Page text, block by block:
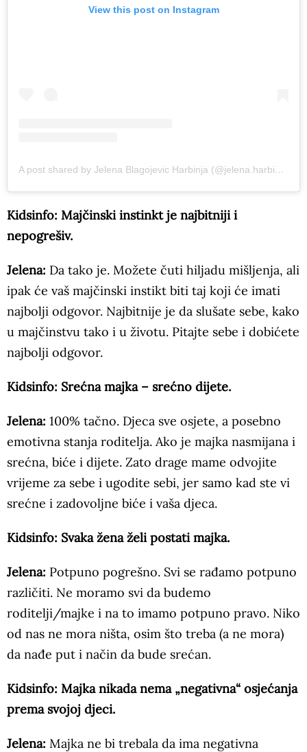
View this post on Instagram
A post shared by Jelena Blagojevic Harbinja (@jelena.harbinja)
Kidsinfo: Majčinski instinkt je najbitniji i
nepogrešiv.
Jelena: Da tako je. Možete čuti hiljadu mišljenja, ali
ipak će vaš majčinski instikt biti taj koji će imati
najbolji odgovor. Najbitnije je da slušate sebe, kako
u majčinstvu tako i u životu. Pitajte sebe i dobićete
najbolji odgovor.
Kidsinfo: Srećna majka – srećno dijete.
Jelena: 100% tačno. Djeca sve osjete, a posebno
emotivna stanja roditelja. Ako je majka nasmijana i
srećna, biće i dijete. Zato drage mame odvojite
vrijeme za sebe i ugodite sebi, jer samo kad ste vi
srećne i zadovoljne biće i vaša djeca.
Kidsinfo: Svaka žena želi postati majka.
Jelena: Potpuno pogrešno. Svi se rađamo potpuno
različiti. Ne moramo svi da budemo
roditelji/majke i na to imamo potpuno pravo. Niko
od nas ne mora ništa, osim što treba (a ne mora)
da nađe put i način da bude srećan.
Kidsinfo: Majka nikada nema „negativna“ osjećanja
prema svojoj djeci.
Jelena: Majka ne bi trebala da ima negativna